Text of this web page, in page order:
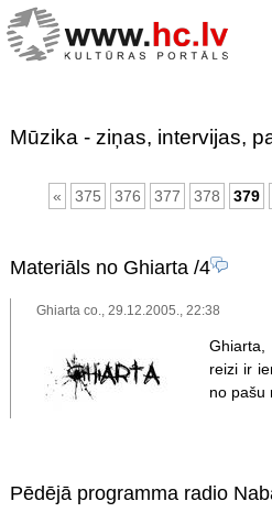
Mūzika - ziņas, intervijas,
« 375 376 377 378 379
Materiāls no Ghiarta/4
Ghiarta co., 29.12.2005., 22:38
Ghiarta,
reizi ir
no pašu
Pēdējā programma radio